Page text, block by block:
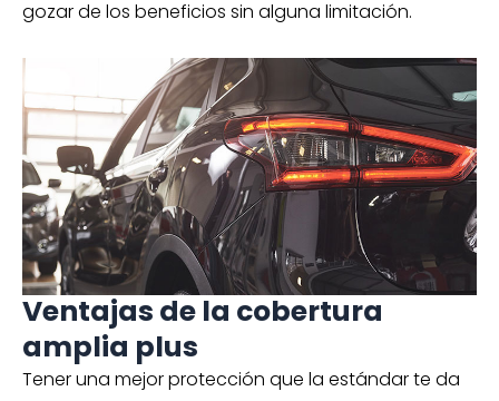
gozar de los beneficios sin alguna limitación.
Ventajas de la cobertura
amplia plus
Tener una mejor protección que la estándar te da